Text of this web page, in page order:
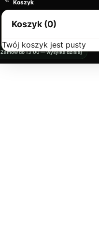
Koszyk
Koszyk (0)
Twój koszyk jest pusty
Zamów do 13:00 — wysyłka dzisiaj